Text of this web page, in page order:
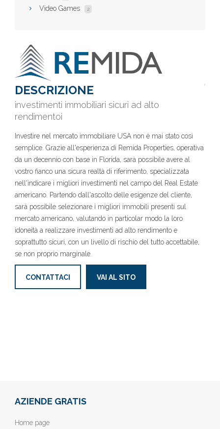
Video Games 2
DESCRIZIONE
investimenti immobiliari sicuri ad alto
rendimentoi
Investire nel mercato immobiliare USA non è mai stato così
semplice. Grazie all'esperienza di Remida Properties, operativa
da un decennio con base in Florida, sarà possibile avere al
vostro fianco una sicura realtà di riferimento, specializzata
nell'indicare i migliori investimenti nel campo del Real Estate
americano. Partendo dall'ascolto delle esigenze del cliente,
sarà possibile selezionare i migliori immobili presenti sul
mercato americano, valutando in particolar modo la loro
idoneità a realizzare investimenti ad alto rendimento e
soprattutto sicuri, con un livello di rischio del tutto accettabile,
se non proprio marginale.
CONTATTACI VAI AL SITO
AZIENDE GRATIS
Home page